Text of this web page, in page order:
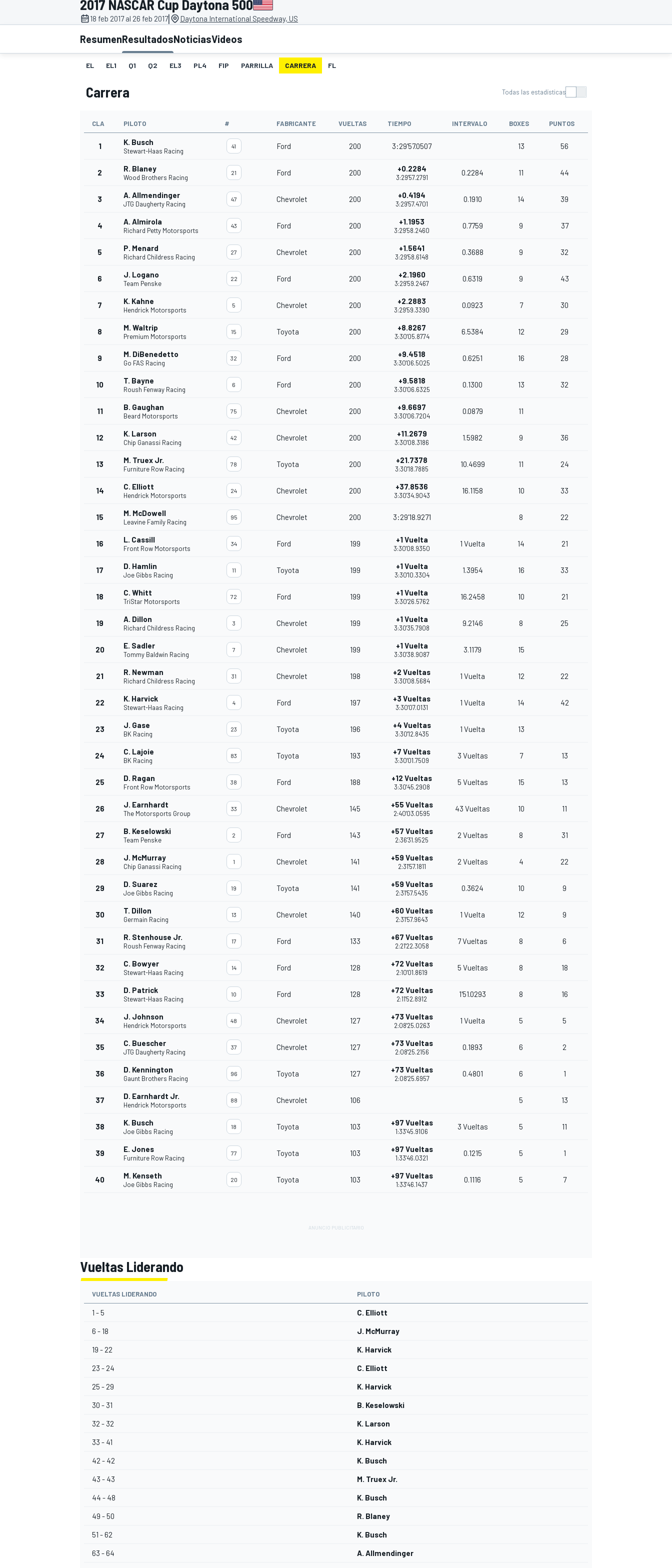
FÓRMULA E MOTO
2017 NASCAR Cup Daytona 500
18 feb 2017 al 26 feb 2017| Daytona International Speedway, US
ResumenResultadosNoticiasVideos
EL EL1 Q1 Q2 EL3 PL4 FIP PARRILLA CARRERA FL
Carrera Todas las estadísticas
CLA PILOTO # FABRICANTE VUELTAS TIEMPO INTERVALO BOXES PUNTOS
1 K. Busch
Stewart-Haas Racing
41 Ford 200 3:29'57.0507 13 56
2 R. Blaney
Wood Brothers Racing
21 Ford 200 +0.2284
3:29'57.2791
0.2284 11 44
3 A. Allmendinger
JTG Daugherty Racing
47 Chevrolet 200 +0.4194
3:29'57.4701
0.1910 14 39
4 A. Almirola
Richard Petty Motorsports
43 Ford 200 +1.1953
3:29'58.2460
0.7759 9 37
5 P. Menard
Richard Childress Racing
27 Chevrolet 200 +1.5641
3:29'58.6148
0.3688 9 32
6 J. Logano
Team Penske
22 Ford 200 +2.1960
3:29'59.2467
0.6319 9 43
7 K. Kahne
Hendrick Motorsports
5 Chevrolet 200 +2.2883
3:29'59.3390
0.0923 7 30
8 M. Waltrip
Premium Motorsports
15 Toyota 200 +8.8267
3:30'05.8774
6.5384 12 29
9 M. DiBenedetto
Go FAS Racing
32 Ford 200 +9.4518
3:30'06.5025
0.6251 16 28
10 T. Bayne
Roush Fenway Racing
6 Ford 200 +9.5818
3:30'06.6325
0.1300 13 32
11 B. Gaughan
Beard Motorsports
75 Chevrolet 200 +9.6697
3:30'06.7204
0.0879 11
12 K. Larson
Chip Ganassi Racing
42 Chevrolet 200 +11.2679
3:30'08.3186
1.5982 9 36
13 M. Truex Jr.
Furniture Row Racing
78 Toyota 200 +21.7378
3:30'18.7885
10.4699 11 24
14 C. Elliott
Hendrick Motorsports
24 Chevrolet 200 +37.8536
3:30'34.9043
16.1158 10 33
15 M. McDowell
Leavine Family Racing
95 Chevrolet 200 3:29'18.9271 8 22
16 L. Cassill
Front Row Motorsports
34 Ford 199 +1 Vuelta
3:30'08.9350
1 Vuelta 14 21
17 D. Hamlin
Joe Gibbs Racing
11 Toyota 199 +1 Vuelta
3:30'10.3304
1.3954 16 33
18 C. Whitt
TriStar Motorsports
72 Ford 199 +1 Vuelta
3:30'26.5762
16.2458 10 21
19 A. Dillon
Richard Childress Racing
3 Chevrolet 199 +1 Vuelta
3:30'35.7908
9.2146 8 25
20 E. Sadler
Tommy Baldwin Racing
7 Chevrolet 199 +1 Vuelta
3:30'38.9087
3.1179 15
21 R. Newman
Richard Childress Racing
31 Chevrolet 198 +2 Vueltas
3:30'08.5684
1 Vuelta 12 22
22 K. Harvick
Stewart-Haas Racing
4 Ford 197 +3 Vueltas
3:30'07.0131
1 Vuelta 14 42
23 J. Gase
BK Racing
23 Toyota 196 +4 Vueltas
3:30'12.8435
1 Vuelta 13
24 C. Lajoie
BK Racing
83 Toyota 193 +7 Vueltas
3:30'01.7509
3 Vueltas 7 13
25 D. Ragan
Front Row Motorsports
38 Ford 188 +12 Vueltas
3:30'45.2908
5 Vueltas 15 13
26 J. Earnhardt
The Motorsports Group
33 Chevrolet 145 +55 Vueltas
2:40'03.0595
43 Vueltas 10 11
27 B. Keselowski
Team Penske
2 Ford 143 +57 Vueltas
2:36'31.9525
2 Vueltas 8 31
28 J. McMurray
Chip Ganassi Racing
1 Chevrolet 141 +59 Vueltas
2:31'57.1811
2 Vueltas 4 22
29 D. Suarez
Joe Gibbs Racing
19 Toyota 141 +59 Vueltas
2:31'57.5435
0.3624 10 9
30 T. Dillon
Germain Racing
13 Chevrolet 140 +60 Vueltas
2:31'57.9643
1 Vuelta 12 9
31 R. Stenhouse Jr.
Roush Fenway Racing
17 Ford 133 +67 Vueltas
2:21'22.3058
7 Vueltas 8 6
32 C. Bowyer
Stewart-Haas Racing
14 Ford 128 +72 Vueltas
2:10'01.8619
5 Vueltas 8 18
33 D. Patrick
Stewart-Haas Racing
10 Ford 128 +72 Vueltas
2:11'52.8912
1'51.0293 8 16
34 J. Johnson
Hendrick Motorsports
48 Chevrolet 127 +73 Vueltas
2:08'25.0263
1 Vuelta 5 5
35 C. Buescher
JTG Daugherty Racing
37 Chevrolet 127 +73 Vueltas
2:08'25.2156
0.1893 6 2
36 D. Kennington
Gaunt Brothers Racing
96 Toyota 127 +73 Vueltas
2:08'25.6957
0.4801 6 1
37 D. Earnhardt Jr.
Hendrick Motorsports
88 Chevrolet 106 5 13
38 K. Busch
Joe Gibbs Racing
18 Toyota 103 +97 Vueltas
1:33'45.9106
3 Vueltas 5 11
39 E. Jones
Furniture Row Racing
77 Toyota 103 +97 Vueltas
1:33'46.0321
0.1215 5 1
40 M. Kenseth
Joe Gibbs Racing
20 Toyota 103 +97 Vueltas
1:33'46.1437
0.1116 5 7
Vueltas Liderando
VUELTAS LIDERANDO PILOTO
1 - 5 C. Elliott
6 - 18 J. McMurray
19 - 22 K. Harvick
23 - 24 C. Elliott
25 - 29 K. Harvick
30 - 31 B. Keselowski
32 - 32 K. Larson
33 - 41 K. Harvick
42 - 42 K. Busch
43 - 43 M. Truex Jr.
44 - 48 K. Busch
49 - 50 R. Blaney
51 - 62 K. Busch
63 - 64 A. Allmendinger